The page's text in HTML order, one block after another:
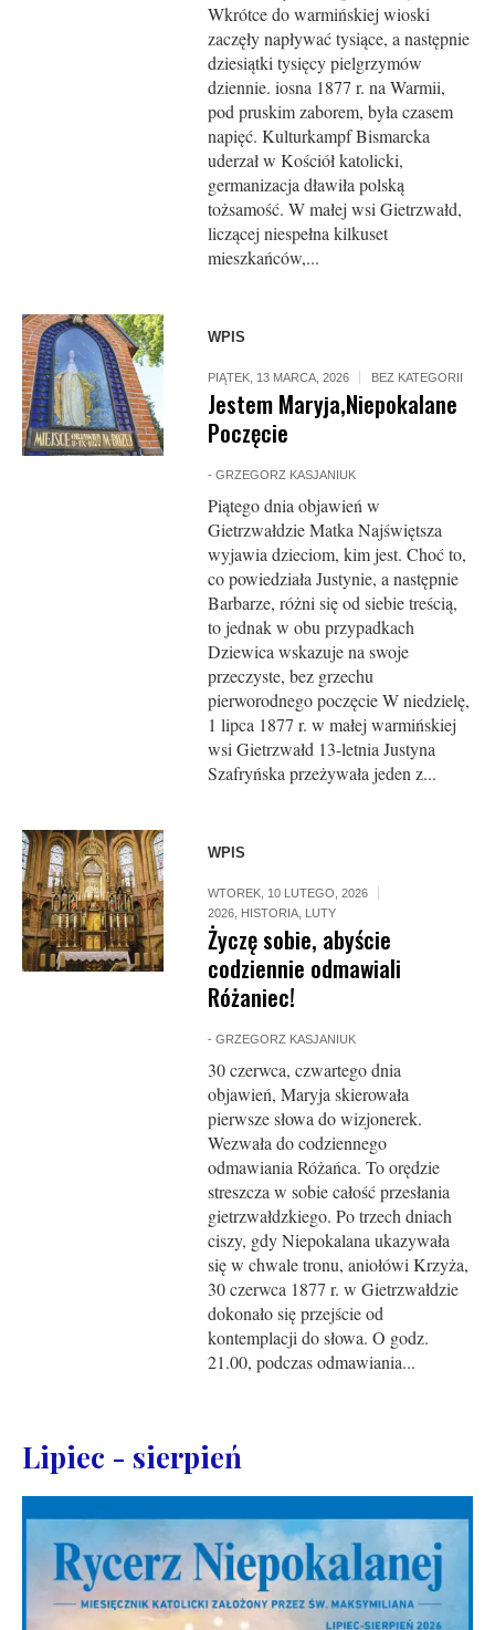
Wkrótce do warmińskiej wioski
zaczęły napływać tysiące, a następnie
dziesiątki tysięcy pielgrzymów
dziennie. iosna 1877 r. na Warmii,
pod pruskim zaborem, była czasem
napięć. Kulturkampf Bismarcka
uderzał w Kościół katolicki,
germanizacja dławiła polską
tożsamość. W małej wsi Gietrzwałd,
liczącej niespełna kilkuset
mieszkańców,...
WPIS
PIĄTEK, 13 MARCA, 2026 BEZ KATEGORII
Jestem Maryja,Niepokalane
Poczęcie
-GRZEGORZ KASJANIUK
Piątego dnia objawień w
Gietrzwałdzie Matka Najświętsza
wyjawia dzieciom, kim jest. Choć to,
co powiedziała Justynie, a następnie
Barbarze, różni się od siebie treścią,
to jednak w obu przypadkach
Dziewica wskazuje na swoje
przeczyste, bez grzechu
pierworodnego poczęcie W niedzielę,
1 lipca 1877 r. w małej warmińskiej
wsi Gietrzwałd 13-letnia Justyna
Szafryńska przeżywała jeden z...
WPIS
WTOREK, 10 LUTEGO, 2026
2026 HISTORIA LUTY
Życzę sobie, abyście
codziennie odmawiali
Różaniec!
-GRZEGORZ KASJANIUK
30 czerwca, czwartego dnia
objawień, Maryja skierowała
pierwsze słowa do wizjonerek.
Wezwała do codziennego
odmawiania Różańca. To orędzie
streszcza w sobie całość przesłania
gietrzwałdzkiego. Po trzech dniach
ciszy, gdy Niepokalana ukazywała
się w chwale tronu, aniołówi Krzyża,
30 czerwca 1877 r. w Gietrzwałdzie
dokonało się przejście od
kontemplacji do słowa. O godz.
21.00, podczas odmawiania...
Lipiec - sierpień